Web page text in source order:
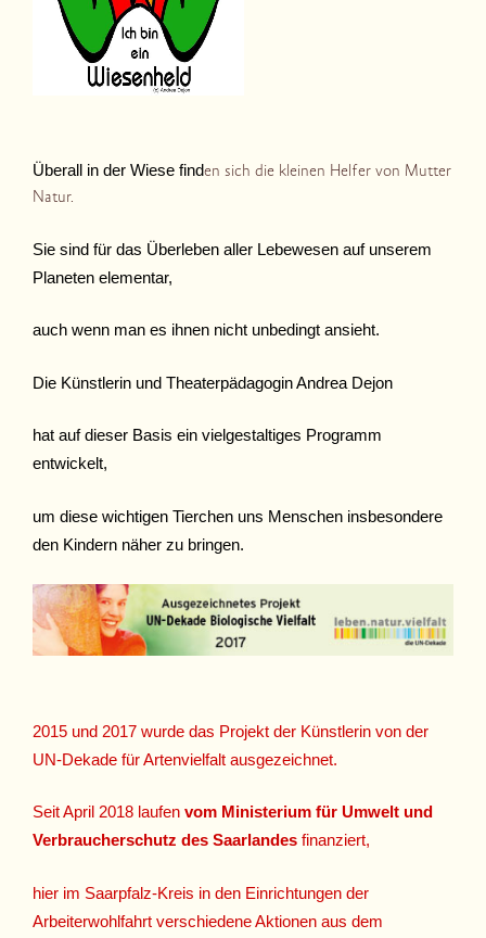
Überall in der Wiese finden sich die kleinen Helfer von Mutter
Natur.
Sie sind für das Überleben aller Lebewesen auf unserem
Planeten elementar,
auch wenn man es ihnen nicht unbedingt ansieht.
Die Künstlerin und Theaterpädagogin Andrea Dejon
hat auf dieser Basis ein vielgestaltiges Programm
entwickelt,
um diese wichtigen Tierchen uns Menschen insbesondere
den Kindern näher zu bringen.
2015 und 2017 wurde das Projekt der Künstlerin von der
UN-Dekade für Artenvielfalt ausgezeichnet.
Seit April 2018 laufen vom Ministerium für Umwelt und
Verbraucherschutz des Saarlandes finanziert,
hier im Saarpfalz-Kreis in den Einrichtungen der
Arbeiterwohlfahrt verschiedene Aktionen aus dem